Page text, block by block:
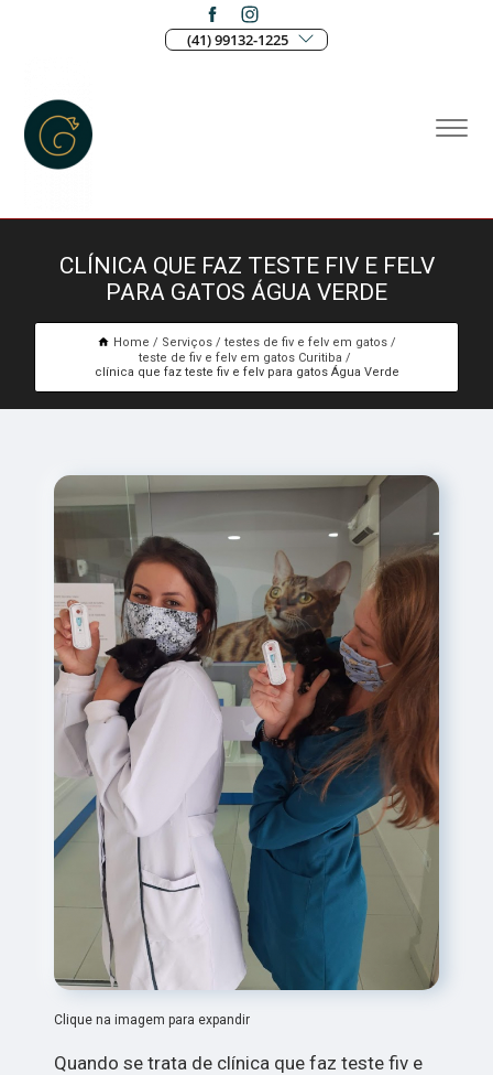
(41) 99132-1225
CLÍNICA QUE FAZ TESTE FIV E FELV
PARA GATOS ÁGUA VERDE
Home Serviços
testes de fiv e felv em gatos
teste de fiv e felv em gatos Curitiba
clínica que faz teste fiv e felv para gatos Água Verde
Clique na imagem para expandir
Quando se trata de clínica que faz teste fiv e